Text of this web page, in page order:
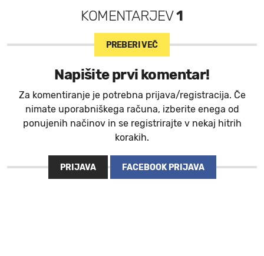
KOMENTARJEV1
PREBERI VEČ
Napišite prvi komentar!
Za komentiranje je potrebna prijava/registracija. Če
nimate uporabniškega računa, izberite enega od
ponujenih načinov in se registrirajte v nekaj hitrih
korakih.
PRIJAVA FACEBOOK PRIJAVA